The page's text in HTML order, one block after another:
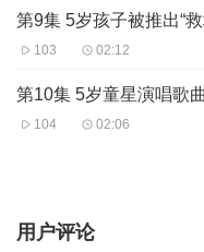
第9集 5岁孩子被推出“救
103 02:12
第10集 5岁童星演唱歌
104 02:06
用户评论